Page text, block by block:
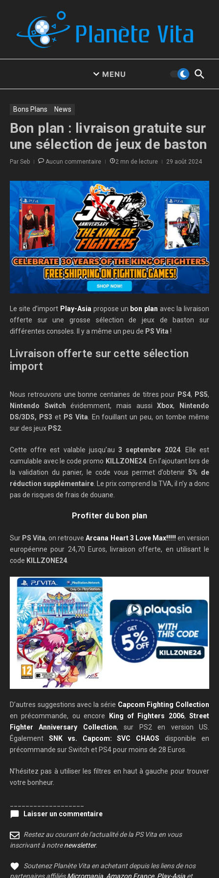
MENU
Bons Plans News
Bon plan : livraison gratuite sur
une sélection de jeux de baston
Par Seb Aucun commentaire 2 mn de lecture 29 août 2024
Le site d’import Play-Asia propose un bon plan avec la livraison
offerte sur une grosse sélection de jeux de baston sur
différentes consoles. Il y a même un peu de PS Vita !
Livraison offerte sur cette sélection
import
Nous retrouvons une bonne centaines de titres pour PS4, PS5,
Nintendo Switch évidemment, mais aussiXbox, Nintendo
DS/3DS, PS3 et PS Vita . En fouillant un peu, on tombe même
sur des jeux PS2
Cette offre est valable jusqu’au3 septembre 2024. Elle est
cumulable avec le code promo KILLZONE24. En l’ajoutant lors de
la validation du panier, le code vous permet d’obtenir5% de
réduction supplémentaire . Le prix comprend la TVA, il n’y a donc
pas de risques de frais de douane.
Profiter du bon plan
Sur PS Vita, on retrouveArcana Heart 3 Love Max!!!!! en version
européenne pour 24,70 Euros, livraison offerte, en utilisant le
code KILLZONE24
D’autres suggestions avec la série Capcom Fighting Collection
en précommande, ou encore
King of Fighters 2006, Street
Fighter Anniversary Collection, sur PS2 en version US.
Également SNK vs. Capcom: SVC CHAOS disponible en
précommande sur Switch et PS4 pour moins de 28 Euros.
N’hésitez pas à utiliser les filtres en haut à gauche pour trouver
votre bonheur.
Laisser un commentaire
Restez au courant de l'actualité de la PS Vita en vous
inscrivant à notrenewsletter.
Soutenez Planète Vita en achetant depuis les liens de nos
partenaires affiliésMicromania, Amazon France, Play-Asia et